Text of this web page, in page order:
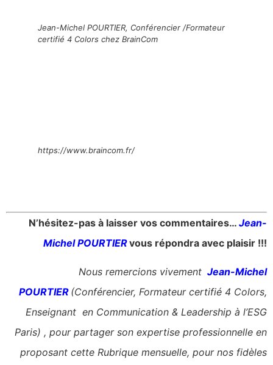
Jean-Michel POURTIER, Conférencier /Formateur
certifié 4 Colors chez BrainCom
https://www.braincom.fr/
N’hésitez-pas à laisser vos commentaires… Jean-
Michel POURTIERvous répondra avec plaisir !!!
Nous remercions vivement Jean-Michel
POURTIER (Conférencier, Formateur certifié 4 Colors,
Enseignant en Communication & Leadership à l’ESG
Paris) , pour partager son expertise professionnelle en
proposant cette Rubrique mensuelle, pour nos fidèles